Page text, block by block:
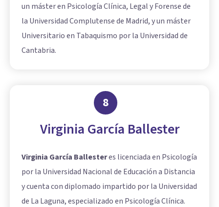
un máster en Psicología Clínica, Legal y Forense de
la Universidad Complutense de Madrid, y un máster
Universitario en Tabaquismo por la Universidad de
Cantabria.
8
Virginia García Ballester
Virginia García Ballesteres licenciada en Psicología
por la Universidad Nacional de Educación a Distancia
y cuenta con diplomado impartido por la Universidad
de La Laguna, especializado en Psicología Clínica.